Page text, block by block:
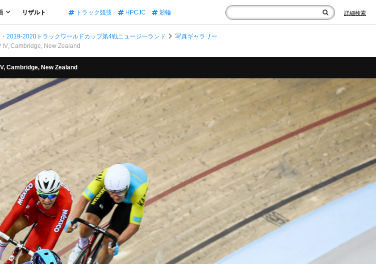
リザルト トラック競技 HPCJC 競輪 詳細検索
2019-2020トラックワールドカップ第4戦ニュージーランド
写真ギャラリー
IV, Cambridge, New Zealand
Cambridge, New Zealand